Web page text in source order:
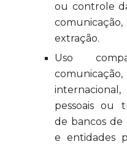
ou controle
extração.
Uso
pessoais ou
de bancos de
e entidades